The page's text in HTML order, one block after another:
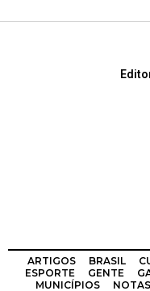
ARTIGOS BRASIL
ESPORTE
GENTE
MUNICÍPIOS
NOTAS